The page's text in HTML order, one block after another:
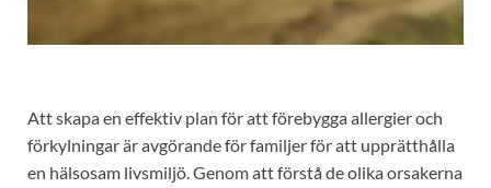
Att skapa en effektiv plan för att förebygga allergier och
förkylningar är avgörande för familjer för att upprätthålla
en hälsosam livsmiljö. Genom att förstå de olika orsakerna